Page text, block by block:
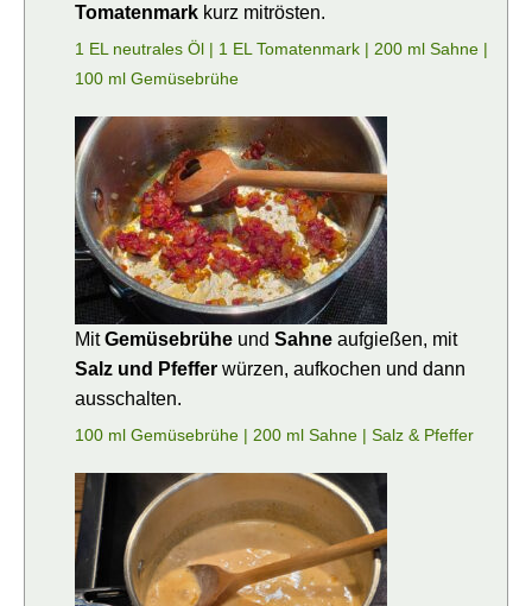
Tomatenmark kurz mitrösten.
1 EL neutrales Öl | 1 EL Tomatenmark | 200 ml Sahne |
100 ml Gemüsebrühe
MitGemüsebrühe und Sahne aufgießen, mit
Salz und Pfeffer würzen, aufkochen und dann
ausschalten.
100 ml Gemüsebrühe | 200 ml Sahne | Salz & Pfeffer